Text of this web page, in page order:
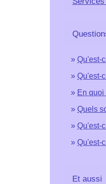
Qu'est-
Qu'est-
En
Quels
Qu'est-
Qu'est-
Et aussi